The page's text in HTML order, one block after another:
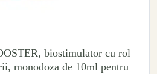
biostimulator cu rol
monodoza de 10ml pentru